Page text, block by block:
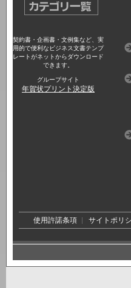
契約書・企画書・文例集など、実
用的で便利なビジネス文書テンプ
レートがネットからダウンロード
できます。
グループサイト
年賀状プリント決定版
使用許諾条項 サイトポリ